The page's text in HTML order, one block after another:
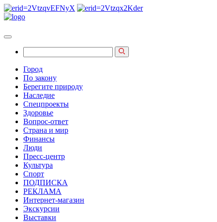
Город
По закону
Берегите природу
Наследие
Спецпроекты
Здоровье
Вопрос-ответ
Страна и мир
Финансы
Люди
Пресс-центр
Культура
Спорт
ПОДПИСКА
РЕКЛАМА
Интернет-магазин
Экскурсии
Выставки